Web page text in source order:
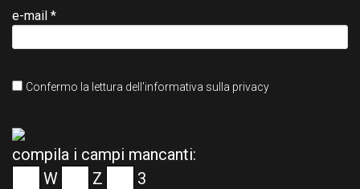
e-mail *
Confermo la lettura dell'informativa sulla privacy
compila i campi mancanti:
W
Z 3